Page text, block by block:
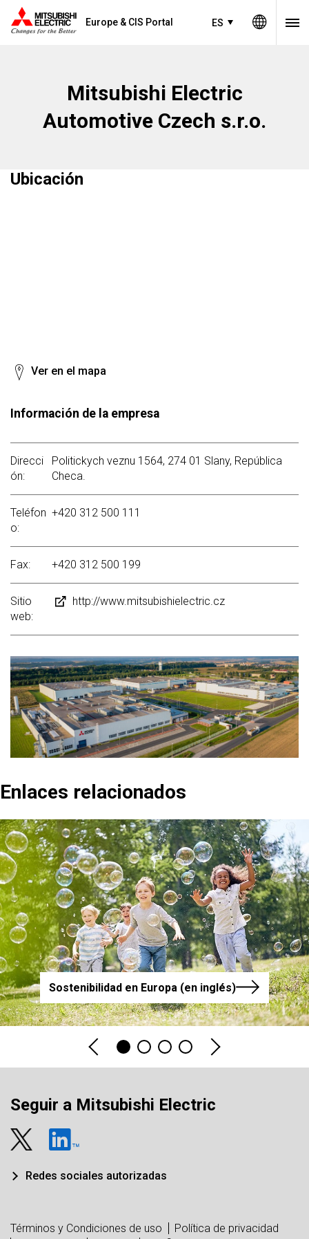
Europe & CIS Portal ES
Mitsubishi Electric
Automotive Czech s.r.o.
Ubicación
Ver en el mapa
Información de la empresa
Direcci
ón:
Politickych veznu 1564, 274 01 Slany, República
Checa.
Teléfon
o:
+420 312 500 111
Fax: +420 312 500 199
Sitio
web:
http://www.mitsubishielectric.cz
Enlaces relacionados
Sostenibilidad en Europa (en inglés)
Seguir a Mitsubishi Electric
Redes sociales autorizadas
Términos y Condiciones de uso
Política de privacidad